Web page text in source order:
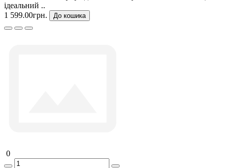
ідеальний ..
1 599.00грн.
До кошика
0